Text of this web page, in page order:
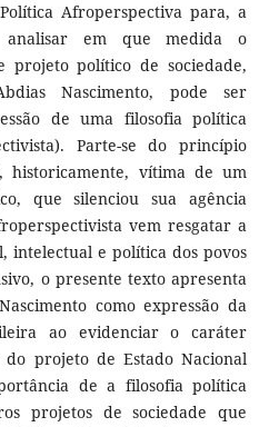
Afroperspectiva para, a
analisar em que medida o
projeto político de sociedade,
Nascimento, pode ser
de uma filosofia política
Parte-se do princípio
historicamente, vítima de um
que silenciou sua agência
vem resgatar a
intelectual e política dos povos
o presente texto apresenta
como expressão da
ao evidenciar o caráter
projeto de Estado Nacional
de a filosofia política
projetos de sociedade que